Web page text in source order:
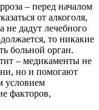
– перед началом
от алкоголя,
не дадут лечебного
то никакие
больной орган.
– медикаменты не
но и помогают
условием
факторов,